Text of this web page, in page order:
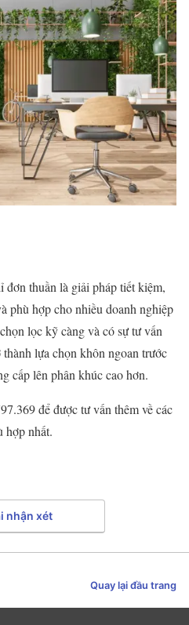
đơn thuần là giải pháp tiết kiệm,
phù hợp cho nhiều doanh nghiệp
lọc kỹ càng và có sự tư vấn
lựa chọn khôn ngoan trước
cấp lên phân khúc cao hơn.
để được tư vấn thêm về các
hợp nhất.
nhận xét
Quay lại đầu trang